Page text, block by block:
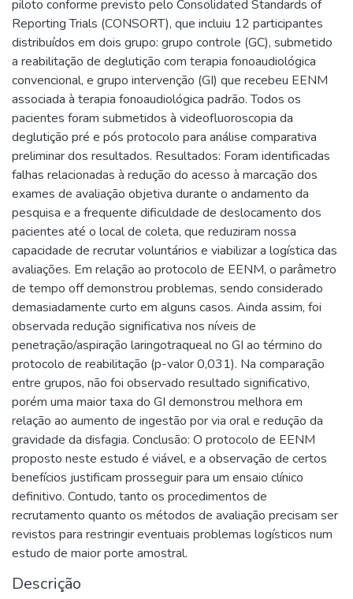
piloto conforme previsto pelo Consolidated Standards of
Reporting Trials (CONSORT), que incluiu 12 participantes
distribuídos em dois grupo: grupo controle (GC), submetido
a reabilitação de deglutição com terapia fonoaudiológica
convencional, e grupo intervenção (GI) que recebeu EENM
associada à terapia fonoaudiológica padrão. Todos os
pacientes foram submetidos à videofluoroscopia da
deglutição pré e pós protocolo para análise comparativa
preliminar dos resultados. Resultados: Foram identificadas
falhas relacionadas à redução do acesso à marcação dos
exames de avaliação objetiva durante o andamento da
pesquisa e a frequente dificuldade de deslocamento dos
pacientes até o local de coleta, que reduziram nossa
capacidade de recrutar voluntários e viabilizar a logística das
avaliações. Em relação ao protocolo de EENM, o parâmetro
de tempo off demonstrou problemas, sendo considerado
demasiadamente curto em alguns casos. Ainda assim, foi
observada redução significativa nos níveis de
penetração/aspiração laringotraqueal no GI ao término do
protocolo de reabilitação (p-valor 0,031). Na comparação
entre grupos, não foi observado resultado significativo,
porém uma maior taxa do GI demonstrou melhora em
relação ao aumento de ingestão por via oral e redução da
gravidade da disfagia. Conclusão: O protocolo de EENM
proposto neste estudo é viável, e a observação de certos
benefícios justificam prosseguir para um ensaio clínico
definitivo. Contudo, tanto os procedimentos de
recrutamento quanto os métodos de avaliação precisam ser
revistos para restringir eventuais problemas logísticos num
estudo de maior porte amostral.
Descrição